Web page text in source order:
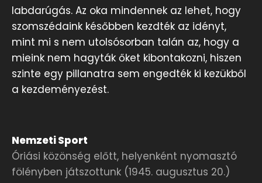
labdarúgás. Az oka mindennek az lehet, hogy
szomszédaink későbben kezdték az idényt,
mint mi s nem utolsósorban talán az, hogy a
mieink nem hagyták őket kibontakozni, hiszen
szinte egy pillanatra sem engedték ki kezükből
a kezdeményezést.
Nemzeti Sport
Óriási közönség előtt, helyenként nyomasztó
fölényben játszottunk (1945. augusztus 20.)